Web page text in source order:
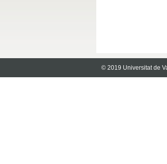
© 2019 Universitat de